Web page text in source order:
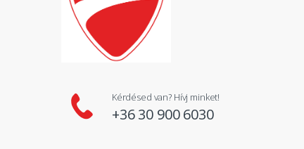
Kérdésed van? Hívj minket!
+36 30 900 6030